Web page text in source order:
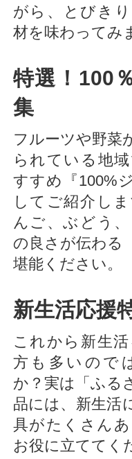
がら、とびき
材を味わってみ
特選！100
集
フルーツや野菜
られている地
すすめ『100%
してご紹介し
んご、ぶどう
の良さが伝わる
堪能ください。
新生活応援
これから新生
方も多いので
か？実は「ふる
品には、新生活
具がたくさん
お役に立ててく